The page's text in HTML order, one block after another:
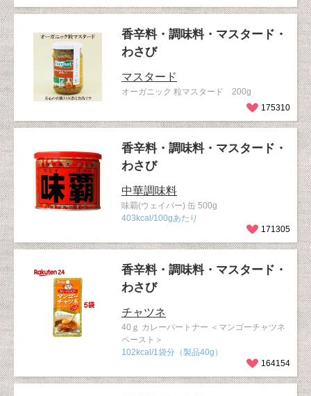
香辛料・調味料・マスタード・
わさび
マスタード
オーガニック 粒マスタード 200g
175310
香辛料・調味料・マスタード・
わさび
中華調味料
味覇(ウェイパー) 缶 500g
403kcal/100gあたり
171305
香辛料・調味料・マスタード・
わさび
チャツネ
40ｇ カレーパートナー ＜マンゴーチャツネ
ペースト＞
102kcal/1袋分（製品40g）
164154